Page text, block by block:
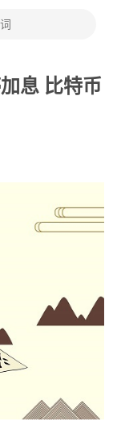
息 比特币